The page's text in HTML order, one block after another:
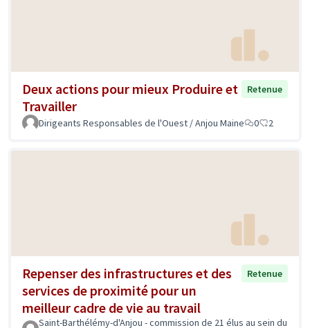
Deux actions pour mieux Produire et
Travailler
Retenue
Dirigeants Responsables de l'Ouest / Anjou Maine 0 2
Repenser des infrastructures et des
services de proximité pour un
meilleur cadre de vie au travail
Retenue
Saint-Barthélémy-d'Anjou - commission de 21 élus au sein du